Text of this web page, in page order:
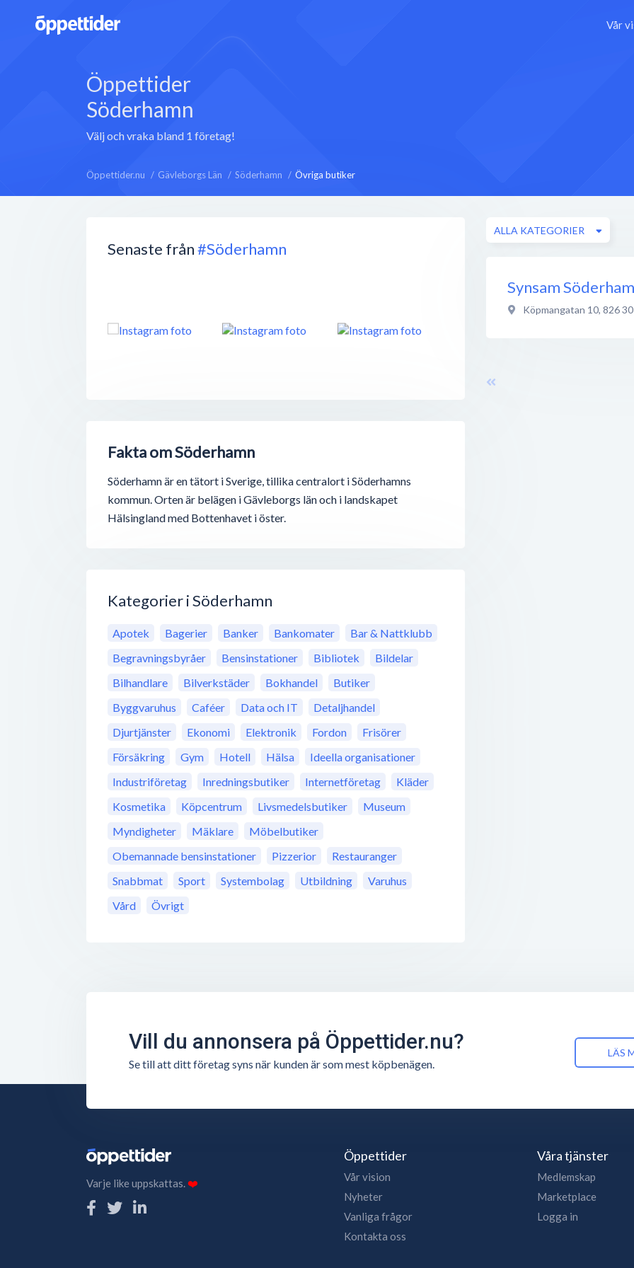
Vår
Öppettider
Söderhamn
Välj och vraka bland 1 företag!
Öppettider.nu Gävleborgs Län Söderhamn Övriga butiker
Senaste från#Söderhamn
Fakta om Söderhamn
Söderhamn är en tätort i Sverige, tillika centralort i Söderhamns
kommun. Orten är belägen i Gävleborgs län och i landskapet
Hälsingland med Bottenhavet i öster.
Kategorier i Söderhamn
Apotek Bagerier Banker Bankomater
Bar & Nattklubb
Begravningsbyråer
Bensinstationer Bibliotek
Bildelar
Bilhandlare
Bilverkstäder Bokhandel
Butiker
Byggvaruhus
Caféer Data och IT
Detaljhandel
Djurtjänster
Ekonomi Elektronik Fordon
Frisörer
Försäkring
Gym Hotell Hälsa
Ideella organisationer
Industriföretag
Inredningsbutiker Internetföretag
Kläder
Kosmetika
Köpcentrum Livsmedelsbutiker
Museum
Myndigheter
Mäklare
Möbelbutiker
Obemannade bensinstationer
Pizzerior
Restauranger
Snabbmat
Sport Systembolag Utbildning
Varuhus
Vård
Övrigt
ALLA KATEGORIER
Synsam
Köpmangatan 10, 826 30
Vill du annonsera på Öppettider.nu?
Se till att ditt företag syns när kunden är som mest köpbenägen.
LÄS
Varje like uppskattas.❤️
Öppettider
Vår vision
Nyheter
Vanliga frågor
Kontakta oss
Våra tjänster
Medlemskap
Marketplace
Logga in